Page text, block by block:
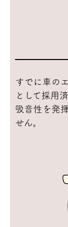
すでに車の
として採用
吸音性を発
せん。